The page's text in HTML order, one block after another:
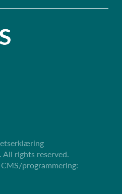
rights reserved.
programmering: